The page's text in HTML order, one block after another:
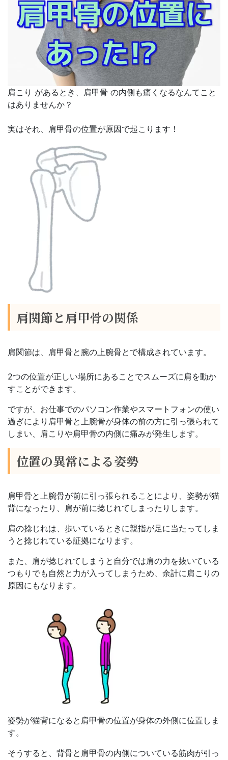
肩こり があるとき、 肩甲骨 の内側も痛くなるなんてこと
はありませんか？
実はそれ、肩甲骨の位置が原因で起こります！
肩関節と肩甲骨の関係
肩関節は、肩甲骨と腕の上腕骨とで構成されています。
2つの位置が正しい場所にあることでスムーズに肩を動か
すことができます。
ですが、お仕事でのパソコン作業やスマートフォンの使い
過ぎにより肩甲骨と上腕骨が身体の前の方に引っ張られて
しまい、肩こりや肩甲骨の内側に痛みが発生します。
位置の異常による姿勢
肩甲骨と上腕骨が前に引っ張られることにより、姿勢が猫
背になったり、肩が前に捻じれてしまったりします。
肩の捻じれは、歩いているときに親指が足に当たってしま
うと捻じれている証拠になります。
また、肩が捻じれてしまうと自分では肩の力を抜いている
つもりでも自然と力が入ってしまうため、余計に肩こりの
原因にもなります。
姿勢が猫背になると肩甲骨の位置が身体の外側に位置しま
す。
そうすると、背骨と肩甲骨の内側についている筋肉が引っ